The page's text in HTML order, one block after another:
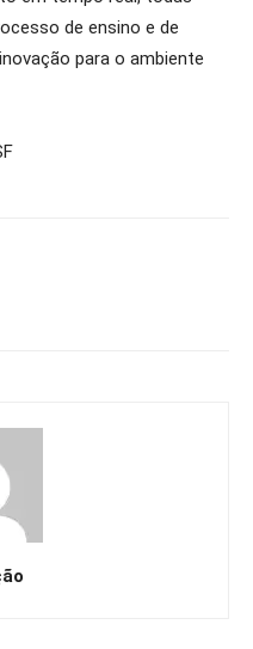
de ensino e de
para o ambiente